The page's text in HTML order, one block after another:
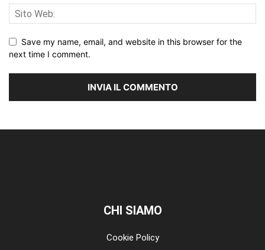
Save my name, email, and website in this browser for the
next time I comment.
CHI SIAMO
Cookie Policy